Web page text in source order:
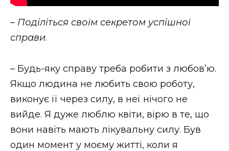
– Поділіться своїм секретом успішної
справи.
– Будь-яку справу треба робити з любов’ю.
Якщо людина не любить свою роботу,
виконує її через силу, в неї нічого не
вийде. Я дуже люблю квіти, вірю в те, що
вони навіть мають лікувальну силу. Був
один момент у моєму житті, коли я